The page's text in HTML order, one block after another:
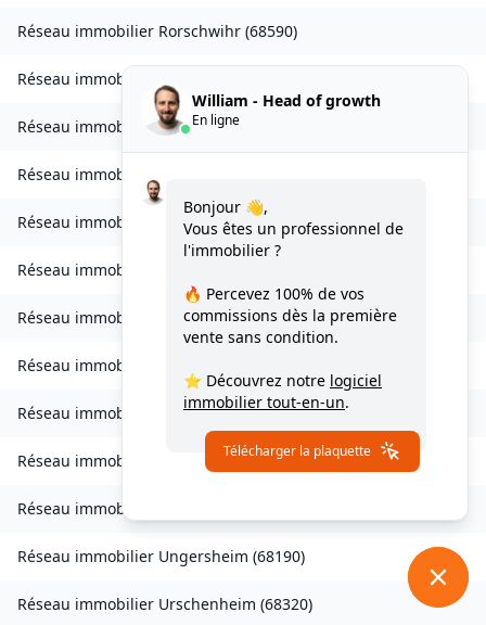
Réseau immobilier Rorschwihr (68590)
Réseau immobilier
Réseau immobilierSierentz(68510
Réseau immobilier
Réseau immobilier Soppe-le-Bas(68780)
Réseau immobilier
Réseau immobilier Storckensohn(68470
Réseau immobilier
Réseau immobilier Thannenkirch(68590)
Réseau immobilier Traubach-le-Bas (68210)
Réseau immobilier
Réseau immobilier Ungersheim (68190)
Réseau immobilier Urschenheim (68320)
William - Head of growth
En ligne
Bonjour 👋,
Vous êtes un professionnel de
l'immobilier ?
🔥 Percevez 100% de vos
commissions dès la première
vente sans condition.
⭐ Découvrez notre logiciel
immobilier tout-en-un.
Télécharger la plaquette